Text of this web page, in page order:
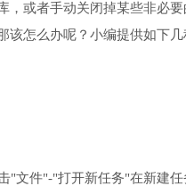
，或者手动关闭掉某些非必
该怎么办呢？小编提供如下
"文件"-"打开新任务"在新建